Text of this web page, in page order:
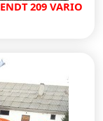
209 VARIO